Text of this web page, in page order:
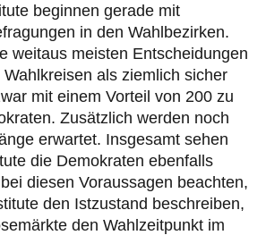
beginnen gerade mit
in den Wahlbezirken.
weitaus meisten Entscheidungen
als ziemlich sicher
mit einem Vorteil von 200 zu
Zusätzlich werden noch
erwartet. Insgesamt sehen
die Demokraten ebenfalls
diesen Voraussagen beachten,
den Istzustand beschreiben,
den Wahlzeitpunkt im